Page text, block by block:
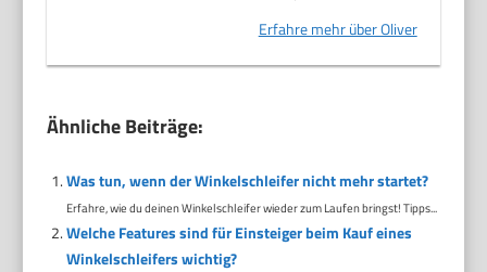
Erfahre mehr über Oliver
Ähnliche Beiträge:
Was tun, wenn der Winkelschleifer nicht mehr startet?
Erfahre, wie du deinen Winkelschleifer wieder zum Laufen bringst! Tipps...
Welche Features sind für Einsteiger beim Kauf eines
Winkelschleifers wichtig?